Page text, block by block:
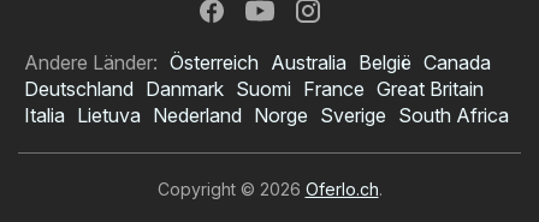
Andere Länder: Österreich Australia België Canada
Deutschland Danmark Suomi France Great Britain
Italia Lietuva Nederland Norge Sverige South Africa
Copyright © 2026 Oferlo.ch.